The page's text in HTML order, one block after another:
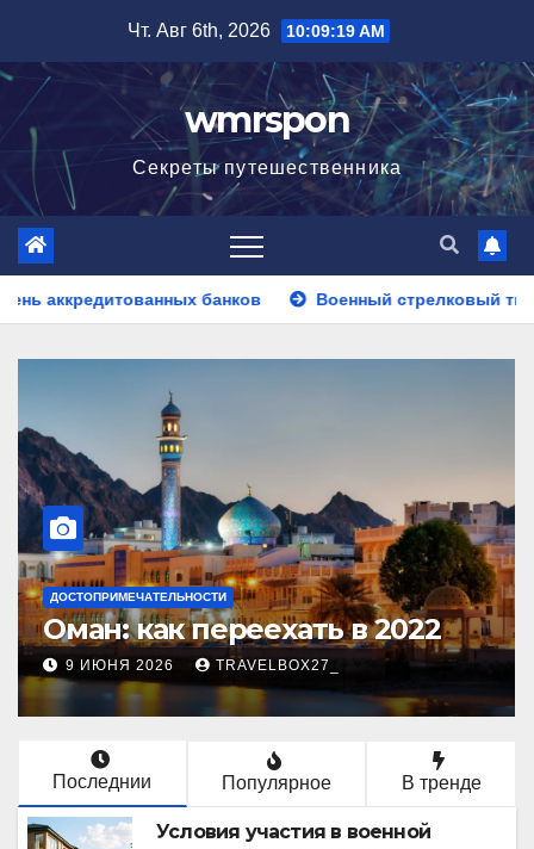
содержимому
Чт. Авг 6th, 2026 10:09:21 AM
wmrspon
Секреты путешественника
Военный стрелковый тир на мероприятие:
ДОСТОПРИМЕЧАТЕЛЬНОСТИ
Оман: как переехать в 2022
9 ИЮНЯ 2026 TRAVELBOX27_
Последнии Популярное В тренде
Условия участия в военной